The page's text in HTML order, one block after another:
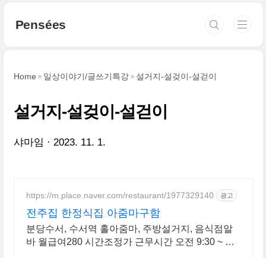
Pensées
Home 일상이야기/글쓰기특강 설거지-설겆이-설걷이
설거지-설겆이-설걷이
샤마임 2023. 11. 1.
https://m.place.naver.com/restaurant/1977329140 광고
전주집 한정식집 아줌마구함
분당수서, 수서역 홀아줌마, 주방설거지, 음식점알
바 월급여280 시간조정가 근무시간 오전 9:30 ~ 오